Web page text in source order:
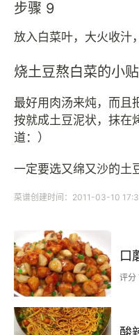
步骤 9
放入白菜叶，大火收汁
烧土豆熬白菜的小
最好用肉汤来炖，而且
按就成土豆泥状，抹在
道：）
一定要选又绵又沙的土
菜谱创建时间：2011-03-10
口
评分